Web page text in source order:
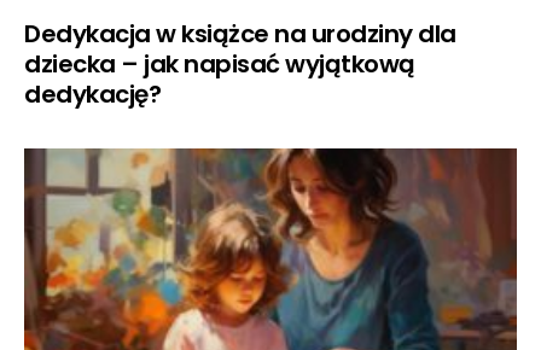
Dedykacja w książce na urodziny dla
dziecka – jak napisać wyjątkową
dedykację?